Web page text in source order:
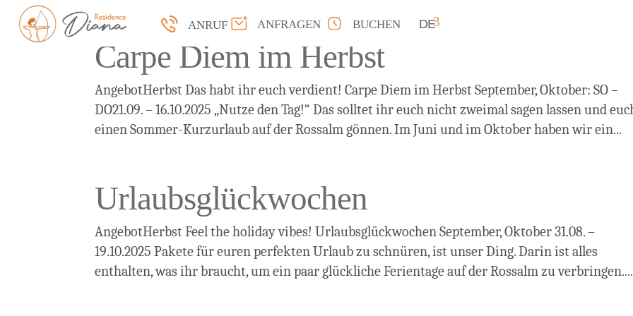
ANRUF ANFRAGEN BUCHEN DE
Carpe Diem im Herbst
AngebotHerbst Das habt ihr euch verdient! Carpe Diem im Herbst September, Oktober: SO –
DO21.09. – 16.10.2025 „Nutze den Tag!“ Das solltet ihr euch nicht zweimal sagen lassen und
einen Sommer-Kurzurlaub auf der Rossalm gönnen. Im Juni und im Oktober haben wir ein...
Urlaubsglückwochen
AngebotHerbst Feel the holiday vibes! Urlaubsglückwochen September, Oktober 31.08. –
19.10.2025 Pakete für euren perfekten Urlaub zu schnüren, ist unser Ding. Darin ist alles
enthalten, was ihr braucht, um ein paar glückliche Ferientage auf der Rossalm zu verbringen....